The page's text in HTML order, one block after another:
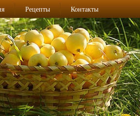
Рецепты Контакты